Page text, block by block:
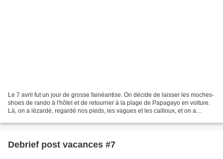
Le 7 avril fut un jour de grosse fainéantise. On décide de laisser les moches-
shoes de rando à l'hôtel et de retourner à la plage de Papagayo en voiture.
Là, on a lézardé, regardé nos pieds, les vagues et les cailloux, et on a
Debrief post vacances #7